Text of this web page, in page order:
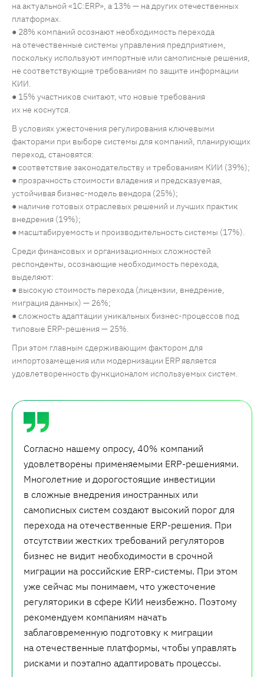
на актуальной «1С:ERP», а 13% — на других отечественных
платформах.
● 28% компаний осознают необходимость перехода
на отечественные системы управления предприятием,
поскольку используют импортные или самописные решения,
не соответствующие требованиям по защите информации
КИИ.
● 15% участников считают, что новые требования
их не коснутся.
В условиях ужесточения регулирования ключевыми
факторами при выборе системы для компаний, планирующих
переход, становятся:
● соответствие законодательству и требованиям КИИ (39%);
● прозрачность стоимости владения и предсказуемая,
устойчивая бизнес-модель вендора (25%);
● наличие готовых отраслевых решений и лучших практик
внедрения (19%);
● масштабируемость и производительность системы (17%).
Среди финансовых и организационных сложностей
респонденты, осознающие необходимость перехода,
выделяют:
● высокую стоимость перехода (лицензии, внедрение,
миграция данных) — 26%;
● сложность адаптации уникальных бизнес-процессов под
типовые ERP-решения — 25%.
При этом главным сдерживающим фактором для
импортозамещения или модернизации ERP является
удовлетворенность функционалом используемых систем.
Согласно нашему опросу, 40% компаний
удовлетворены применяемыми ERP-решениями.
Многолетние и дорогостоящие инвестиции
в сложные внедрения иностранных или
самописных систем создают высокий порог для
перехода на отечественные ERP-решения. При
отсутствии жестких требований регуляторов
бизнес не видит необходимости в срочной
миграции на российские ERP-системы. При этом
уже сейчас мы понимаем, что ужесточение
регуляторики в сфере КИИ неизбежно. Поэтому
рекомендуем компаниям начать
заблаговременную подготовку к миграции
на отечественные платформы, чтобы управлять
рисками и поэтапно адаптировать процессы.